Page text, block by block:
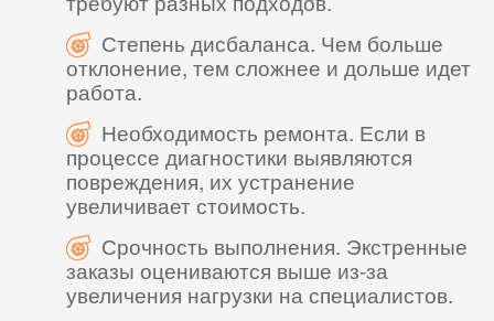
Степень дисбаланса. Чем больше
отклонение, тем сложнее и дольше идет
работа.
Необходимость ремонта. Если в
процессе диагностики выявляются
повреждения, их устранение
увеличивает стоимость.
Срочность выполнения. Экстренные
заказы оцениваются выше из-за
увеличения нагрузки на специалистов.